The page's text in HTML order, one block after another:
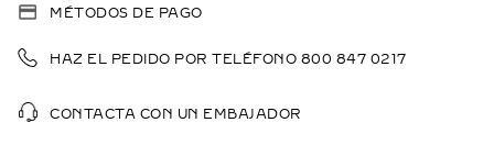
MÉTODOS DE PAGO
HAZ EL PEDIDO POR TELÉFONO 800 847 0217
CONTACTA CON UN EMBAJADOR